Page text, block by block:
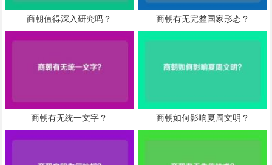
商朝值得深入研究吗？ 商朝有无完整国家形态？
商朝有无统一文字？ 商朝如何影响夏周文明？